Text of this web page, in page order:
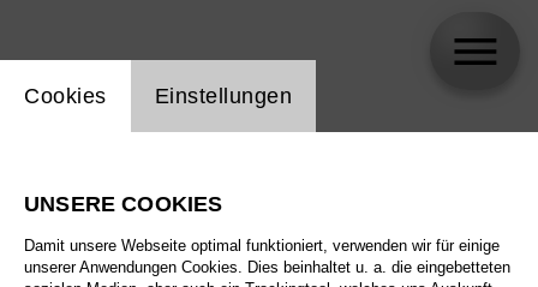
Biographie
Einstellung Website Cookie
Cookies Einstellungen
UNSERE COOKIES
Damit unsere Webseite optimal funktioniert, verwenden wir für einige
unserer Anwendungen Cookies. Dies beinhaltet u. a. die eingebetteten